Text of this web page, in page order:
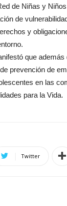
de Niñas y
de
y
que además
prevención de
en las
para la Vida.
Twitter